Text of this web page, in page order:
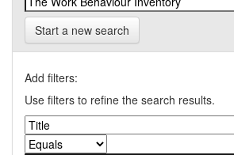
Start a new search
Add filters:
Use filters to refine the search results.